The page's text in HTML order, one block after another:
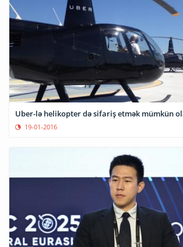
Uber-lə helikopter də sifariş etmək mümkün
19-01-2016